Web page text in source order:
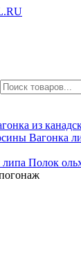
из
Вагонка
Полок